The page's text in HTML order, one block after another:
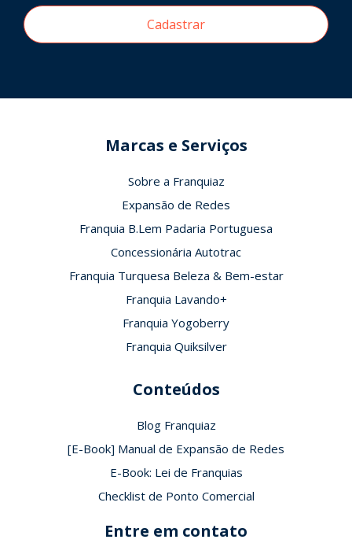
Cadastrar
Marcas e Serviços
Sobre a Franquiaz
Expansão de Redes
Franquia B.Lem Padaria Portuguesa
Concessionária Autotrac
Franquia Turquesa Beleza & Bem-estar
Franquia Lavando+
Franquia Yogoberry
Franquia Quiksilver
Conteúdos
Blog Franquiaz
[E-Book] Manual de Expansão de Redes
E-Book: Lei de Franquias
Checklist de Ponto Comercial
Entre em contato